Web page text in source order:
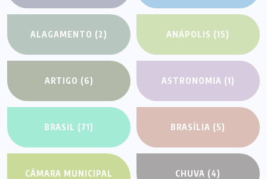
ALAGAMENTO (2) ANÁPOLIS (15)
ARTIGO (6) ASTRONOMIA (1)
BRASIL (71) BRASÍLIA (5)
CÂMARA MUNICIPAL
CHUVA (4)